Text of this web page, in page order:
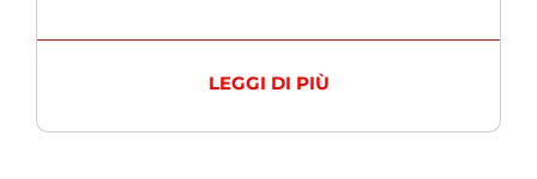
LEGGI DI PIÙ